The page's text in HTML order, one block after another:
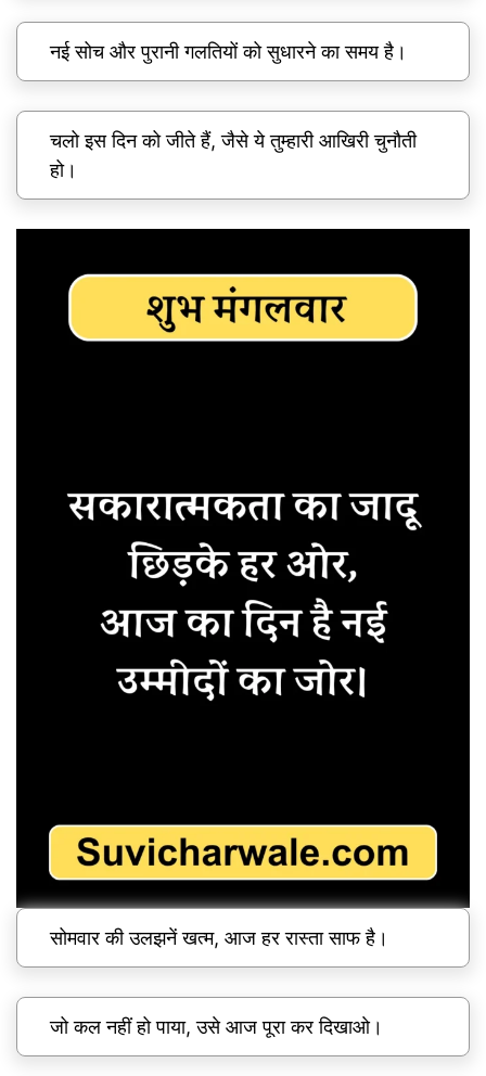
नई सोच और पुरानी गलतियों को सुधारने का समय है।
चलो इस दिन को जीते हैं, जैसे ये तुम्हारी आखिरी चुनौती
हो।
सोमवार की उलझनें खत्म, आज हर रास्ता साफ है।
जो कल नहीं हो पाया, उसे आज पूरा कर दिखाओ।